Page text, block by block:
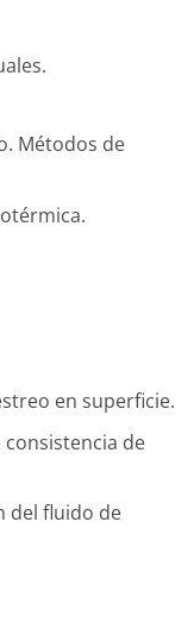
Métodos de
en superficie.
consistencia de
del fluido de